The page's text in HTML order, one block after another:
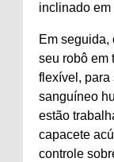
inclinado em
Em seguida,
seu robô em
flexível, para
sanguíneo
estão
capacete
controle